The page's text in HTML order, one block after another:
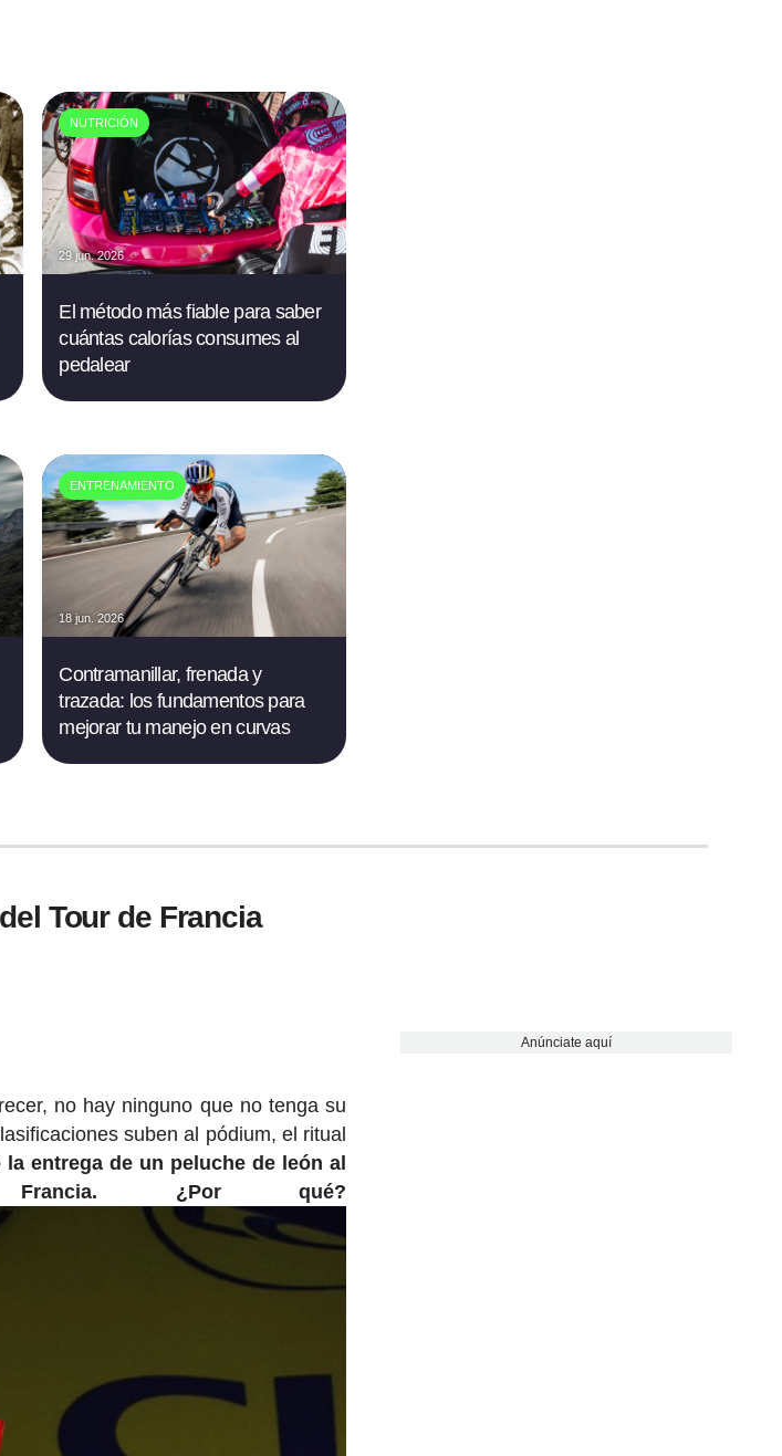
NUTRICIÓN
29 jun. 2026
El método más fiable para saber
cuántas calorías consumes al
pedalear
ENTRENAMIENTO
18 jun. 2026
Contramanillar, frenada y
trazada: los fundamentos para
mejorar tu manejo en curvas
Tour de Francia
no hay ninguno que no tenga su
suben al pódium, el ritual
entrega de un peluche de león al
¿Por qué?
Anúnciate aquí